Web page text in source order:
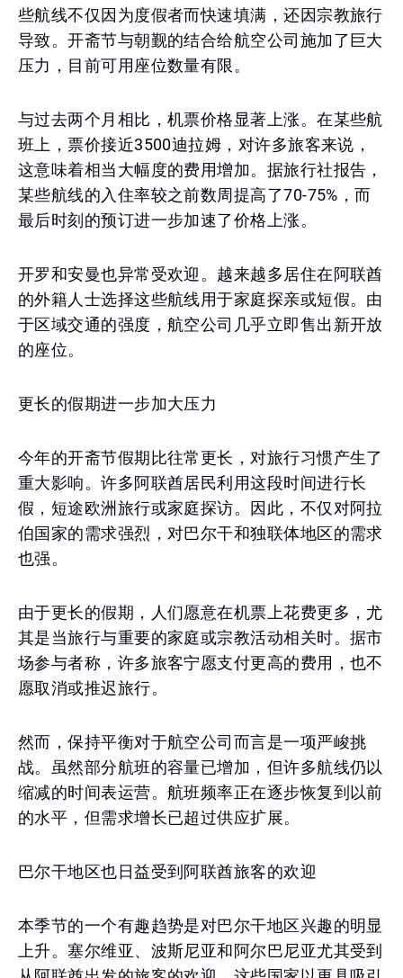
些航线不仅因为度假者而快速填满，还因宗教旅行
导致。开斋节与朝觐的结合给航空公司施加了巨大
压力，目前可用座位数量有限。
与过去两个月相比，机票价格显著上涨。在某些航
班上，票价接近3500迪拉姆，对许多旅客来说，
这意味着相当大幅度的费用增加。据旅行社报告，
某些航线的入住率较之前数周提高了70-75%，而
最后时刻的预订进一步加速了价格上涨。
开罗和安曼也异常受欢迎。越来越多居住在阿联酋
的外籍人士选择这些航线用于家庭探亲或短假。由
于区域交通的强度，航空公司几乎立即售出新开放
的座位。
更长的假期进一步加大压力
今年的开斋节假期比往常更长，对旅行习惯产生了
重大影响。许多阿联酋居民利用这段时间进行长
假，短途欧洲旅行或家庭探访。因此，不仅对阿拉
伯国家的需求强烈，对巴尔干和独联体地区的需求
也强。
由于更长的假期，人们愿意在机票上花费更多，尤
其是当旅行与重要的家庭或宗教活动相关时。据市
场参与者称，许多旅客宁愿支付更高的费用，也不
愿取消或推迟旅行。
然而，保持平衡对于航空公司而言是一项严峻挑
战。虽然部分航班的容量已增加，但许多航线仍以
缩减的时间表运营。航班频率正在逐步恢复到以前
的水平，但需求增长已超过供应扩展。
巴尔干地区也日益受到阿联酋旅客的欢迎
本季节的一个有趣趋势是对巴尔干地区兴趣的明显
上升。塞尔维亚、波斯尼亚和阿尔巴尼亚尤其受到